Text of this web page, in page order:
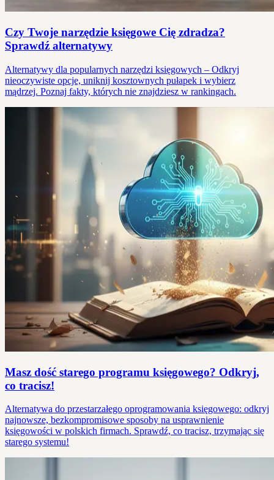
Czy Twoje narzędzie księgowe Cię zdradza?
Sprawdź alternatywy
Alternatywy dla popularnych narzędzi księgowych – Odkryj
nieoczywiste opcje, uniknij kosztownych pułapek i wybierz
mądrzej. Poznaj fakty, których nie znajdziesz w rankingach.
Masz dość starego programu księgowego? Odkryj,
co tracisz!
Alternatywa do przestarzałego oprogramowania księgowego: odkryj
najnowsze, bezkompromisowe sposoby na usprawnienie
księgowości w polskich firmach. Sprawdź, co tracisz, trzymając się
starego systemu!